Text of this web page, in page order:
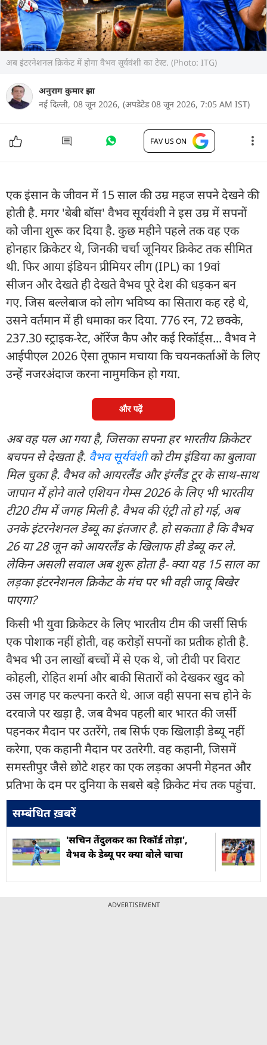
अब इंटरनेशनल क्रिकेट में होगा वैभव सूर्यवंशी का टेस्ट. (Photo: ITG)
अनुराग कुमार झा
नई दिल्ली, 08 जून 2026, (अपडेटेड 08 जून 2026, 7:05 AM IST)
FAV US ON
एक इंसान के जीवन में 15 साल की उम्र महज सपने देखने की
होती है. मगर 'बेबी बॉस' वैभव सूर्यवंशी ने इस उम्र में सपनों
को जीना शुरू कर दिया है. कुछ महीने पहले तक वह एक
होनहार क्रिकेटर थे, जिनकी चर्चा जूनियर क्रिकेट तक सीमित
थी. फिर आया इंडियन प्रीमियर लीग (IPL) का 19वां
सीजन और देखते ही देखते वैभव पूरे देश की धड़कन बन
गए. जिस बल्लेबाज को लोग भविष्य का सितारा कह रहे थे,
उसने वर्तमान में ही धमाका कर दिया. 776 रन, 72 छक्के,
237.30 स्ट्राइक-रेट, ऑरेंज कैप और कई रिकॉर्ड्स... वैभव ने
आईपीएल 2026 ऐसा तूफान मचाया कि चयनकर्ताओं के लिए
उन्हें नजरअंदाज करना नामुमकिन हो गया.
और पढ़ें
अब वह पल आ गया है, जिसका सपना हर भारतीय क्रिकेटर
बचपन से देखता है. वैभव सूर्यवंशीको टीम इंडिया का बुलावा
मिल चुका है. वैभव को आयरलैंड और इंग्लैंड टूर के साथ-साथ
जापान में होने वाले एशियन गेम्स 2026 के लिए भी भारतीय
टी20 टीम में जगह मिली है. वैभव की एंट्री तो हो गई, अब
उनके इंटरनेशनल डेब्यू का इंतजार है. हो सकताा है कि वैभव
26 या 28 जून को आयरलैंड के खिलाफ ही डेब्यू कर ले.
लेकिन असली सवाल अब शुरू होता है- क्या यह 15 साल का
लड़का इंटरनेशनल क्रिकेट के मंच पर भी वही जादू बिखेर
पाएगा?
किसी भी युवा क्रिकेटर के लिए भारतीय टीम की जर्सी सिर्फ
एक पोशाक नहीं होती, वह करोड़ों सपनों का प्रतीक होती है.
वैभव भी उन लाखों बच्चों में से एक थे, जो टीवी पर विराट
कोहली, रोहित शर्मा और बाकी सितारों को देखकर खुद को
उस जगह पर कल्पना करते थे. आज वही सपना सच होने के
दरवाजे पर खड़ा है. जब वैभव पहली बार भारत की जर्सी
पहनकर मैदान पर उतरेंगे, तब सिर्फ एक खिलाड़ी डेब्यू नहीं
करेगा, एक कहानी मैदान पर उतरेगी. वह कहानी, जिसमें
समस्तीपुर जैसे छोटे शहर का एक लड़का अपनी मेहनत और
प्रतिभा के दम पर दुनिया के सबसे बड़े क्रिकेट मंच तक पहुंचा.
सम्बंधित ख़बरें
'सचिन तेंदुलकर का रिकॉर्ड तोड़ा',
वैभव के डेब्यू पर क्या बोले चाचा
ADVERTISEMENT